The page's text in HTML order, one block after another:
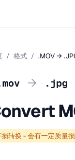
/ 格式 / .MOV →
→ .jpg
转换 - 会有一定质量